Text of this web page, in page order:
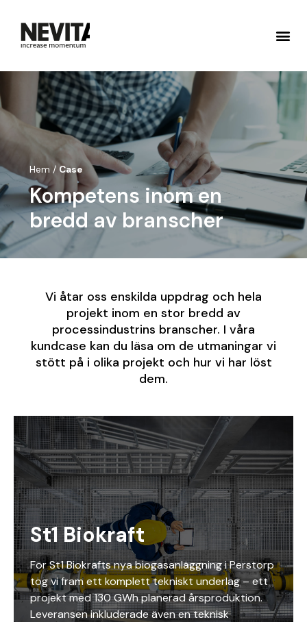
Hem / Case
Kompetens inom en
bredd av branscher
Vi åtar oss enskilda uppdrag och hela
projekt inom en stor bredd av
processindustrins branscher. I våra
kundcase kan du läsa om de utmaningar vi
stött på i olika projekt och hur vi har löst
dem.
St1 Biokraft
För St1 Biokrafts nya biogasanläggning i Perstorp
tog vi fram ett komplett tekniskt underlag – ett
projekt med 130 GWh planerad årsproduktion.
Leveransen inkluderade även en teknisk